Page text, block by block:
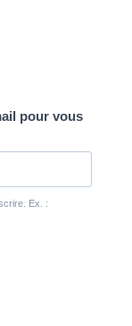
pour vous
Ex. :